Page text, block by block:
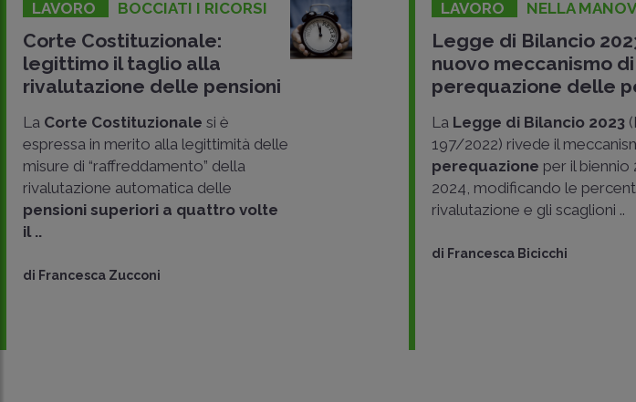
LAVORO BOCCIATI I RICORSI
Corte Costituzionale:
legittimo il taglio alla
rivalutazione delle pensioni
La Corte Costituzionale si è
espressa in merito alla legittimità delle
misure di “raffreddamento” della
rivalutazione automatica delle
pensioni superiori a quattro volte
il ..
di Francesca Zucconi
LAVORO NELLA
Legge di Bilancio
nuovo meccanismo di
perequazione delle
La Legge di Bilancio 2023
197/2022) rivede il
perequazione per il biennio
2024, modificando le
rivalutazione e gli scaglioni ..
di Francesca Bicicchi